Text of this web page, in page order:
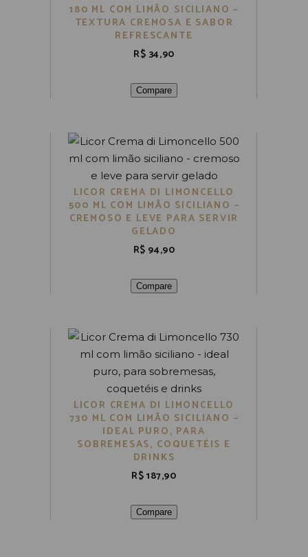
180 ML COM LIMÃO SICILIANO –
TEXTURA CREMOSA E SABOR
REFRESCANTE
R$ 34,90
Compare
LICOR CREMA DI LIMONCELLO
500 ML COM LIMÃO SICILIANO –
CREMOSO E LEVE PARA SERVIR
GELADO
R$ 94,90
Compare
LICOR CREMA DI LIMONCELLO
730 ML COM LIMÃO SICILIANO –
IDEAL PURO, PARA
SOBREMESAS, COQUETÉIS E
DRINKS
R$187,90
Compare